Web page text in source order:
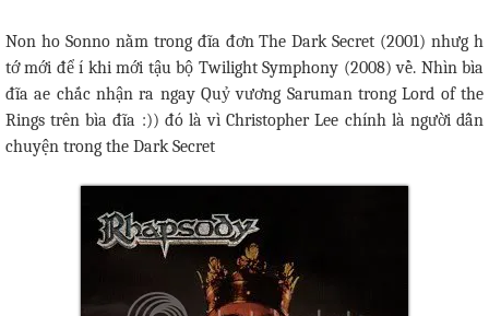
Non ho Sonno nằm trong đĩa đơn The Dark Secret (2001) nhưg h
tớ mới để í khi mới tậu bộ Twilight Symphony (2008) về. Nhìn bìa
đĩa ae chắc nhận ra ngay Quỷ vương Saruman trong Lord of the
Rings trên bìa đĩa :)) đó là vì Christopher Lee chính là người dẫn
chuyện trong the Dark Secret